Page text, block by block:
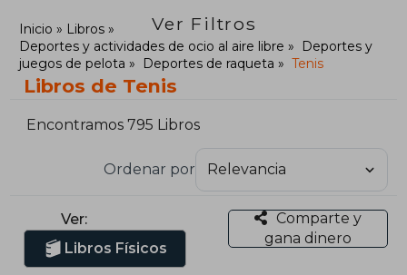
Ver Filtros
Inicio
Libros
Deportes y actividades de ocio al aire libre
Deportes y
juegos de pelota
Deportes de raqueta Tenis
Libros de Tenis
Encontramos 795 Libros
Ordenar por
Ver:
Libros Físicos
Comparte y
gana dinero